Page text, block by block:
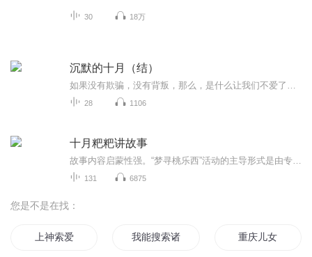
30 18万
沉默的十月（结）
28 1106
十月粑粑讲故事
131 6875
您是不是在找：
上神索爱 我能搜索诸天 重庆儿女